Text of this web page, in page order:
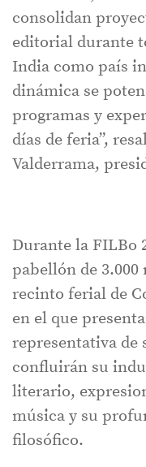
consolidan
editorial durante
India como país
dinámica se
programas y
días de feria”,
Valderrama,
Durante la FILBo
pabellón de 3.000
recinto ferial de
en el que
representativa
confluirán su
literario,
música y su
filosófico.